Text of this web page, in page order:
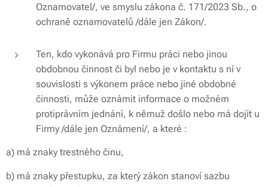
Oznamovatel/, ve smyslu zákona č. 171/2023 Sb., o
ochraně oznamovatelů /dále jen Zákon/.
Ten, kdo vykonává pro Firmu práci nebo jinou
obdobnou činnost či byl nebo je v kontaktu s ní v
souvislosti s výkonem práce nebo jiné obdobné
činnosti, může oznámit informace o možném
protiprávním jednání, k němuž došlo nebo má dojít u
Firmy /dále jen Oznámení/, a které :
a) má znaky trestného činu,
b) má znaky přestupku, za který zákon stanoví sazbu